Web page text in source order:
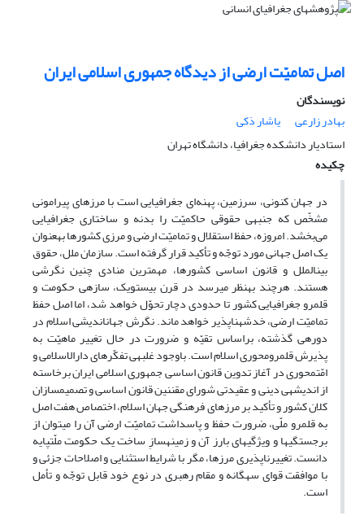
اصل تمامیّت ارضی از دیدگاه جمهوری اسلامی ایران
نویسندگان
بهادر زارعی
یاشار ذکی
استادیار دانشکده جغرافیا، دانشگاه تهران
چکیده
در جهان کنونی، سرزمین، پهنه‌ای جغرافیایی است با مرزهای پیرامونی
مشخّص که جنبه‎ی حقوقی حاکمیّت را بدنه‌ و ساختاری جغرافیایی
می‌بخشد. امروزه، حفظ استقلال و تمامیّت ارضی و مرزی کشور‎ها به‎عنوان
یک اصل جهانی مورد توجّه و تأکید قرار گرفته است. سازمان ملل، حقوق
بین‎الملل و قانون اساسی کشور‎ها، مهم‎ترین منادی چنین نگرشی
هستند. هرچند به‎نظر می‎رسد در قرن بیست‎و‎یک، سازه‎ی حکومت و
قلمرو جغرافیایی کشور تا حدودی دچار تحوّل خواهد شد، اما اصل حفظ
تمامیّت ارضی، خدشه‎ناپذیر خواهد ماند. نگرش جهان‎اندیشی اسلام در
دوره‎ی گذشته، براساس تقیّه و ضرورت در حال تغییر ماهیّت به
پذیرش قلمرومحوری اسلام است. باوجود غلبه‎ی تفکّرهای دارالاسلامی و
امّت‎محوری در آغاز تدوین قانون اساسی جمهوری اسلامی ایران برخاسته
از اندیشه‎ی دینی و عقیدتی شورای مقننین قانون اساسی و تصمیم‎سازان
کلان کشور و تأکید بر مرزهای فرهنگی جهان اسلام، اختصاص هفت اصل
به قلمرو ملّی، ضرورت حفظ و پاسداشت تمامیّت ارضی آن را می‎توان از
برجستگی‎ها و ویژگی‎های بارز آن و زمینه‎سازِ ساخت یک حکومت ملّت‎پایه
دانست. تغییرناپذیری مرزها، مگر با شرایط استثنایی و اصلاحات جزئی و
با موافقت قوای سه‎گانه و مقام رهبری در نوع خود قابل توجّه و تأمل
است.